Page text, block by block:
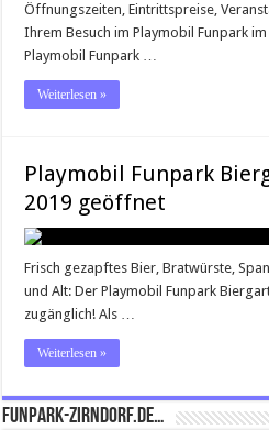
Öffnungszeiten, Eintrittspreise,
Ihrem Besuch im Playmobil Funpark
Playmobil Funpark …
Weiterlesen »
Playmobil Funpark
2019 geöffnet
Frisch gezapftes Bier, Bratwürste,
und Alt: Der Playmobil Funpark
zugänglich! Als …
Weiterlesen »
Funpark-Zirndorf.de…